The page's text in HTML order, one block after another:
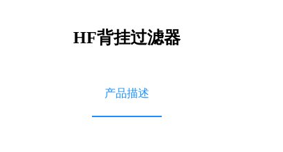
HF背挂过滤器
产品描述